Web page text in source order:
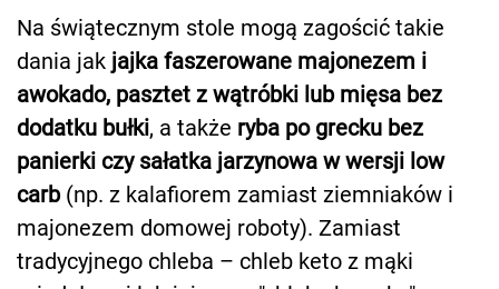
Na świątecznym stole mogą zagościć takie
dania jak jajka faszerowane majonezem i
awokado, pasztet z wątróbki lub mięsa bez
dodatku bułki, a także ryba po grecku bez
panierki czy sałatka jarzynowa w wersji low
carb(np. z kalafiorem zamiast ziemniaków i
majonezem domowej roboty). Zamiast
tradycyjnego chleba – chleb keto z mąki